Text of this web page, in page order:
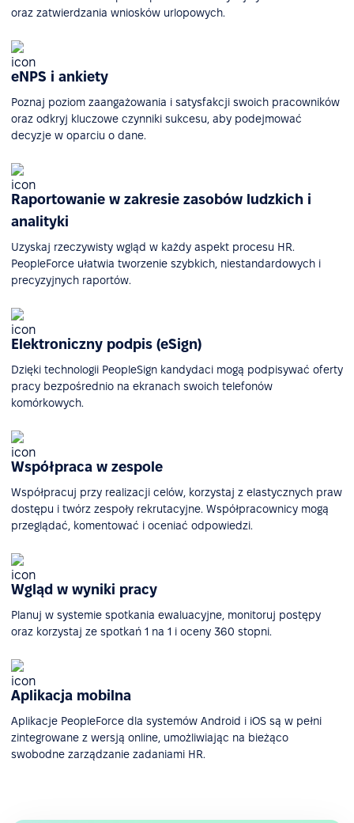
oraz zatwierdzania wniosków urlopowych.
eNPS i ankiety
Poznaj poziom zaangażowania i satysfakcji swoich pracowników
oraz odkryj kluczowe czynniki sukcesu, aby podejmować
decyzje w oparciu o dane.
Raportowanie w zakresie zasobów ludzkich i
analityki
Uzyskaj rzeczywisty wgląd w każdy aspekt procesu HR.
PeopleForce ułatwia tworzenie szybkich, niestandardowych i
precyzyjnych raportów.
Elektroniczny podpis (eSign)
Dzięki technologii PeopleSign kandydaci mogą podpisywać oferty
pracy bezpośrednio na ekranach swoich telefonów
komórkowych.
Współpraca w zespole
Współpracuj przy realizacji celów, korzystaj z elastycznych praw
dostępu i twórz zespoły rekrutacyjne. Współpracownicy mogą
przeglądać, komentować i oceniać odpowiedzi.
Wgląd w wyniki pracy
Planuj w systemie spotkania ewaluacyjne, monitoruj postępy
oraz korzystaj ze spotkań 1 na 1 i oceny 360 stopni.
Aplikacja mobilna
Aplikacje PeopleForce dla systemów Android i iOS są w pełni
zintegrowane z wersją online, umożliwiając na bieżąco
swobodne zarządzanie zadaniami HR.